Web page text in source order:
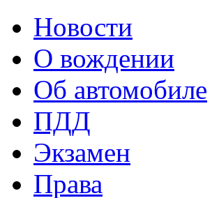
Новости
О вождении
Об автомобиле
ПДД
Экзамен
Права